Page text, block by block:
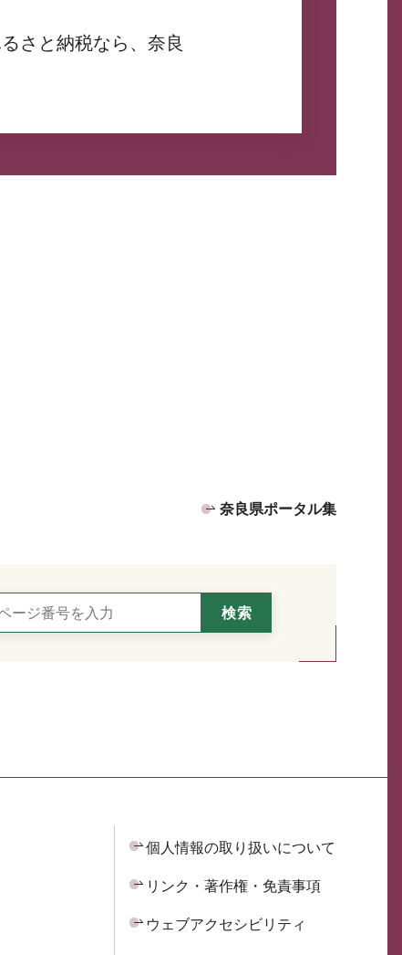
さと納税なら、奈良
奈良県ポータル集
個人情報の取り扱いについて
リンク・著作権・免責事項
ウェブアクセシビリティ